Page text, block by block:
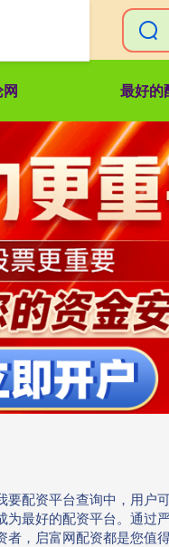
最好的
配资平台查询中，用户
最好的配资平台。通过
，启富网配资都是您值得